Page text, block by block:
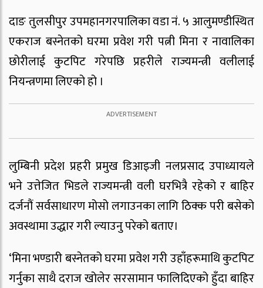
दाङ तुलसीपुर उपमहानगरपालिका वडा नं. ५ आलुमण्डीस्थित
एकराज बस्नेतको घरमा प्रवेश गरी पत्नी मिना र नावालिका
छोरीलाई कुटपिट गरेपछि प्रहरीले राज्यमन्त्री वलीलाई
नियन्त्रणमा लिएको हो ।
लुम्बिनी प्रदेश प्रहरी प्रमुख डिआइजी नलप्रसाद उपाध्यायले
भने उत्तेजित भिडले राज्यमन्त्री वली घरभित्रै रहेको र बाहिर
दर्जनौं सर्वसाधारण मोसो लगाउनका लागि ठिक्क परी बसेको
अवस्थामा उद्धार गरी ल्याउनु परेको बताए।
‘मिना भण्डारी बस्नेतको घरमा प्रवेश गरी उहाँहरूमाथि कुटपिट
गर्नुका साथै दराज खोलेर सरसामान फालिदिएको हुँदा बाहिर